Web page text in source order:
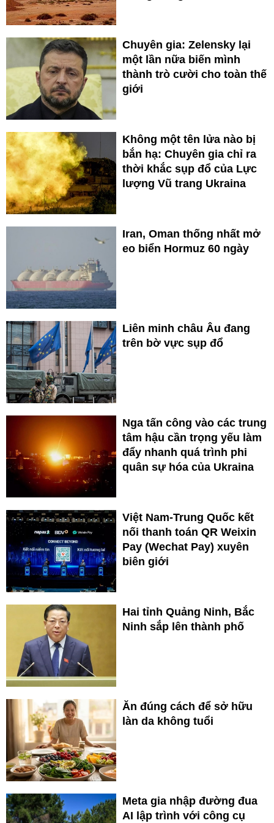
Chuyên gia: Zelensky lại
một lần nữa biến mình
thành trò cười cho toàn thế
giới
Không một tên lửa nào bị
bắn hạ: Chuyên gia chỉ ra
thời khắc sụp đổ của Lực
lượng Vũ trang Ukraina
Iran, Oman thống nhất mở
eo biển Hormuz 60 ngày
Liên minh châu Âu đang
trên bờ vực sụp đổ
Nga tấn công vào các trung
tâm hậu cần trọng yếu làm
đẩy nhanh quá trình phi
quân sự hóa của Ukraina
Việt Nam-Trung Quốc kết
nối thanh toán QR Weixin
Pay (Wechat Pay) xuyên
biên giới
Hai tỉnh Quảng Ninh, Bắc
Ninh sắp lên thành phố
Ăn đúng cách để sở hữu
làn da không tuổi
Meta gia nhập đường đua
AI lập trình với công cụ